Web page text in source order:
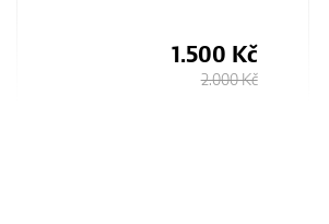
1.200 Kč
2.400 Kč